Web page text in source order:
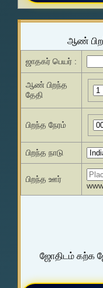
ஆண்
ஜாதகர் பெயர் :
ஆண் பிறந்த
தேதி
பிறந்த நேரம்
பிறந்த நாடு
பிறந்த ஊர்
ஜோதிடம் கற்க